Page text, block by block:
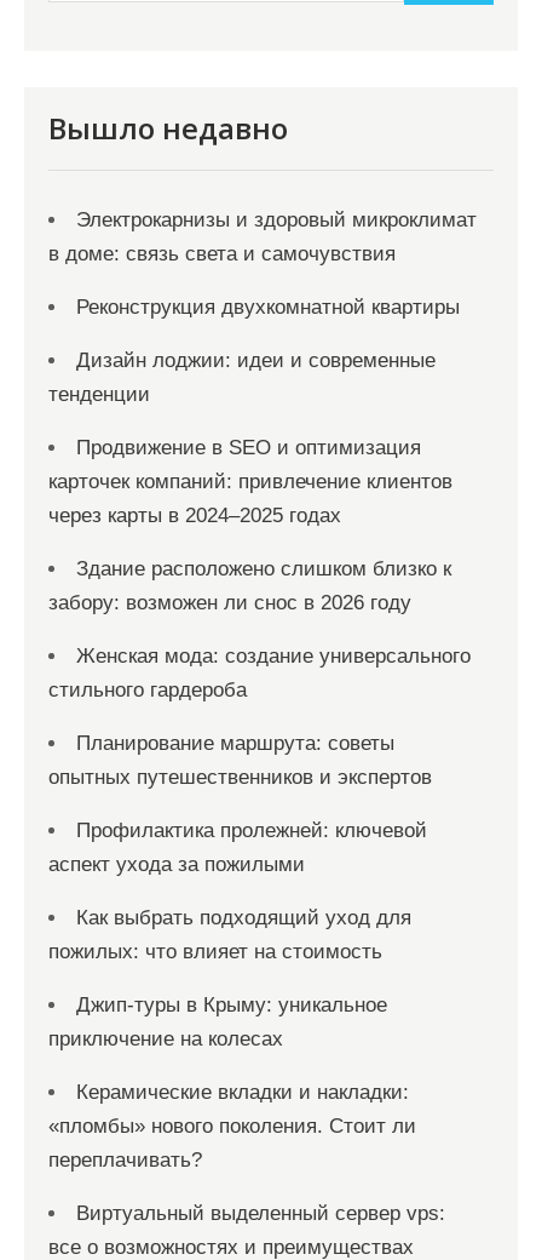
Вышло недавно
Электрокарнизы и здоровый микроклимат
в доме: связь света и самочувствия
Реконструкция двухкомнатной квартиры
Дизайн лоджии: идеи и современные
тенденции
Продвижение в SEO и оптимизация
карточек компаний: привлечение клиентов
через карты в 2024–2025 годах
Здание расположено слишком близко к
забору: возможен ли снос в 2026 году
Женская мода: создание универсального
стильного гардероба
Планирование маршрута: советы
опытных путешественников и экспертов
Профилактика пролежней: ключевой
аспект ухода за пожилыми
Как выбрать подходящий уход для
пожилых: что влияет на стоимость
Джип-туры в Крыму: уникальное
приключение на колесах
Керамические вкладки и накладки:
«пломбы» нового поколения. Стоит ли
переплачивать?
Виртуальный выделенный сервер vps:
все о возможностях и преимуществах